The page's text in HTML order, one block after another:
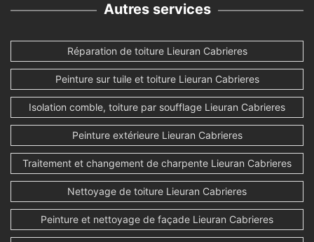
Autres services
Réparation de toiture Lieuran Cabrieres
Peinture sur tuile et toiture Lieuran Cabrieres
Isolation comble, toiture par soufflage Lieuran Cabrieres
Peinture extérieure Lieuran Cabrieres
Traitement et changement de charpente Lieuran Cabrieres
Nettoyage de toiture Lieuran Cabrieres
Peinture et nettoyage de façade Lieuran Cabrieres